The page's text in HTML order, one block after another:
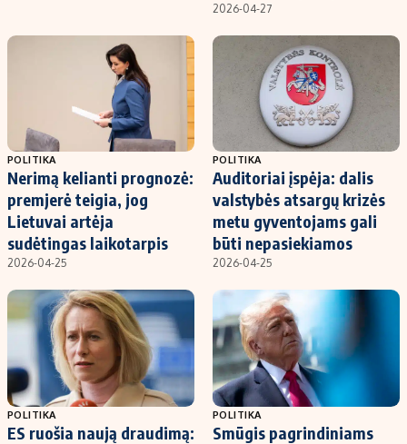
2026-04-27
POLITIKA
Nerimą kelianti prognozė:
premjerė teigia, jog
Lietuvai artėja
sudėtingas laikotarpis
2026-04-25
POLITIKA
Auditoriai įspėja: dalis
valstybės atsargų krizės
metu gyventojams gali
būti nepasiekiamos
2026-04-25
POLITIKA
ES ruošia naują draudimą:
POLITIKA
Smūgis pagrindiniams